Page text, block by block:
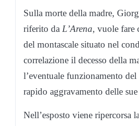
Sulla morte della madre,
riferito da L’Arena, vuole fare
del montascale situato nel
correlazione il decesso della
l’eventuale funzionamento
rapido aggravamento delle
Nell’esposto viene ripercorsa